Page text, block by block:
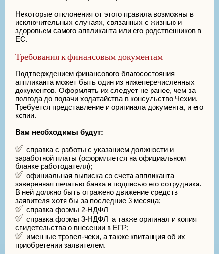
Некоторые отклонения от этого правила возможны в
исключительных случаях, связанных с жизнью и
здоровьем самого аппликанта или его родственников в
ЕС.
Требования к финансовым документам
Подтверждением финансового благосостояния
аппликанта может быть один из нижеперечисленных
документов. Оформлять их следует не ранее, чем за
полгода до подачи ходатайства в консульство Чехии.
Требуется представление и оригинала документа, и его
копии.
Вам необходимы будут:
справка с работы с указанием должности и
заработной платы (оформляется на официальном
бланке работодателя);
официальная выписка со счета аппликанта,
заверенная печатью банка и подписью его сотрудника.
В ней должно быть отражено движение средств
заявителя хотя бы за последние 3 месяца;
справка формы 2-НДФЛ;
справка формы 3-НДФЛ, а также оригинал и копия
свидетельства о внесении в ЕГР;
именные трэвел-чеки, а также квитанция об их
приобретении заявителем.